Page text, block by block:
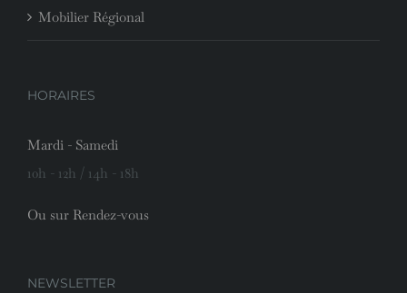
Mobilier Régional
HORAIRES
Mardi - Samedi
10h - 12h / 14h - 18h
Ou sur Rendez-vous
NEWSLETTER